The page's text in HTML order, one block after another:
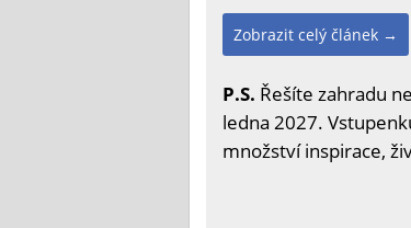
Zobrazit celý článek →
P.S. Řešíte zahradu
ledna 2027.
množství inspirace,